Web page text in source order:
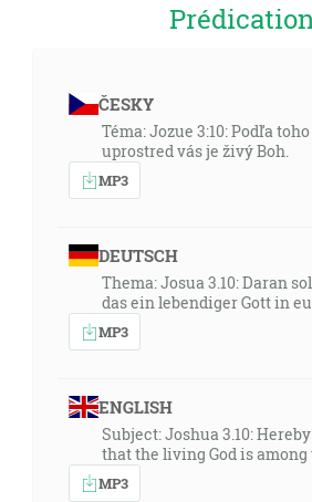
ČESKY
Téma: Jozue 3:10: Podľa
uprostred vás je živý Boh.
MP3
DEUTSCH
Thema: Josua 3.10: Daran
das ein lebendiger Gott in
MP3
ENGLISH
Subject: Joshua 3.10:
that the living God is among
MP3